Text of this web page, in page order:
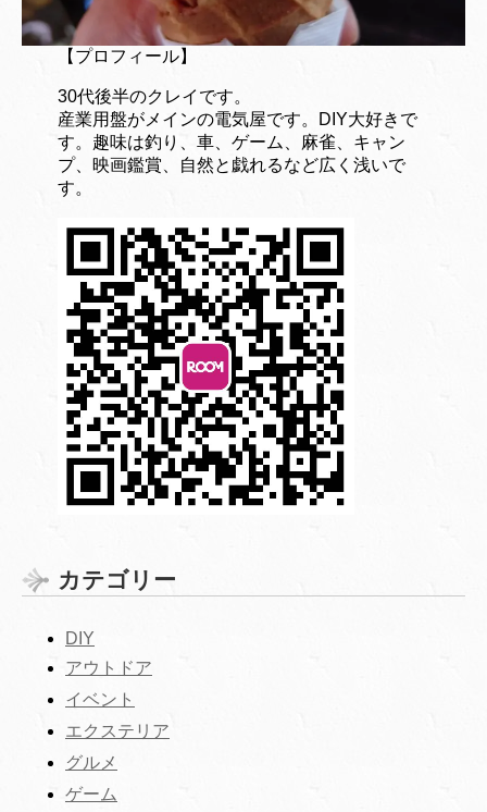
【プロフィール】
30代後半のクレイです。
産業用盤がメインの電気屋です。DIY大好きで
す。趣味は釣り、車、ゲーム、麻雀、キャン
プ、映画鑑賞、自然と戯れるなど広く浅いで
す。
カテゴリー
DIY
アウトドア
イベント
エクステリア
グルメ
ゲーム